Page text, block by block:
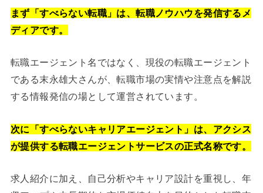
まず「すべらない転職」は、転職ノウハウを発信するメ
ディアです。
転職エージェント名ではなく、現役の転職エージェント
である末永雄大さんが、転職市場の実情や注意点を解説
する情報発信の場として運営されています。
次に「すべらないキャリアエージェント」は、アクシス
が提供する転職エージェントサービスの正式名称です。
求人紹介に加え、自己分析やキャリア設計を重視し、年